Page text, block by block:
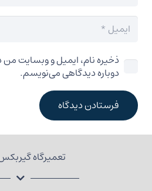
ذخیره نام، ایمیل و وبسایت من
دوباره دیدگاهی می‌نویسم.
فرستادن دیدگاه
تعمیرگاه